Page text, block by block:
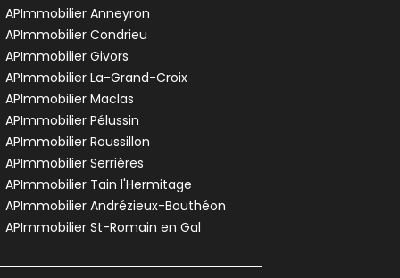
de village • 7 pièces • 198 m²
DPE :
F 4 chambres
,
Terrain 102 m²
,
Limony
APImmobilier Anneyron
APImmobilier Condrieu
APImmobilier Givors
APImmobilier La-Grand-Croix
APImmobilier Maclas
APImmobilier Pélussin
APImmobilier Roussillon
APImmobilier Serrières
APImmobilier Tain l'Hermitage
APImmobilier Andrézieux-Bouthéon
APImmobilier St-Romain en Gal